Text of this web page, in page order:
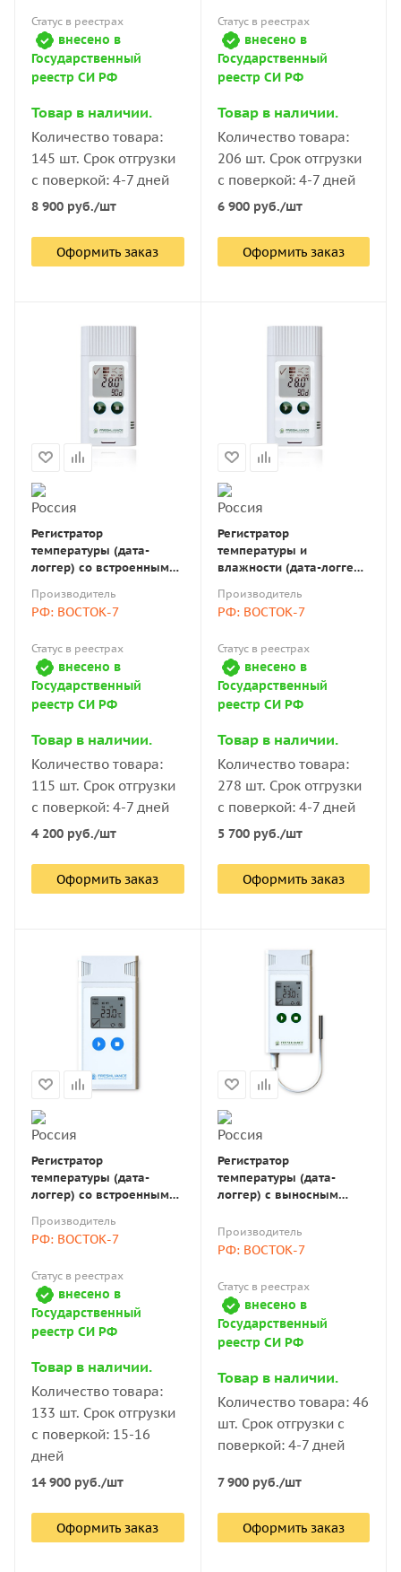
Статус в реестрах
внесено в
Государственный
реестр СИ РФ
Товар в наличии.
Количество товара:
145 шт. Срок отгрузки
с поверкой: 4-7 дней
8 900 руб./шт
Оформить заказ
Статус в реестрах
внесено в
Государственный
реестр СИ РФ
Товар в наличии.
Количество товара:
206 шт. Срок отгрузки
с поверкой: 4-7 дней
6 900руб./шт
Оформить заказ
Регистратор
температуры (дата-
логгер) со встроенным
портативный модель
Tagplus T-В7 с поверкой
Производитель
РФ: ВОСТОК-7
Статус в реестрах
внесено в
Государственный
реестр СИ РФ
Товар в наличии.
Количество товара:
115 шт. Срок отгрузки
с поверкой: 4-7 дней
4 200 руб./шт
Оформить заказ
Регистратор
температуры и
влажности (дата-логгер)
многоразовый
портативный модель
Производитель
РФ: ВОСТОК-7
Статус в реестрах
внесено в
Государственный
реестр СИ РФ
Товар в наличии.
Количество товара:
278 шт. Срок отгрузки
с поверкой: 4-7 дней
5 700руб./шт
Оформить заказ
Регистратор
температуры (дата-
логгер) со встроенным
портативный модель
AtlasLog-IUT-В7 для
поверкой
Производитель
РФ: ВОСТОК-7
Статус в реестрах
внесено в
Государственный
реестр СИ РФ
Товар в наличии.
Количество товара:
133 шт. Срок отгрузки
с поверкой: 15-16
дней
14 900 руб./шт
Оформить заказ
Регистратор
температуры (дата-
логгер) с выносным
портативный модель
AtlasLog-30-В7 с
Производитель
РФ: ВОСТОК-7
Статус в реестрах
внесено в
Государственный
реестр СИ РФ
Товар в наличии.
Количество товара: 46
шт. Срок отгрузки с
поверкой: 4-7 дней
7 900руб./шт
Оформить заказ